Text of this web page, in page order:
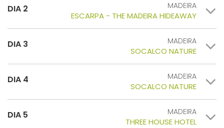
DIA 2 MADEIRA
ESCARPA - THE MADEIRA HIDEAWAY
DIA 3 MADEIRA
SOCALCO NATURE
DIA 4 MADEIRA
SOCALCO NATURE
DIA 5 MADEIRA
THREE HOUSE HOTEL